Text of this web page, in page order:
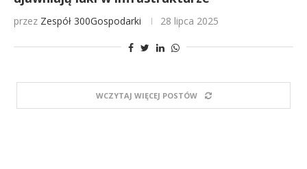
przez Zespół 300Gospodarki 28 lipca 2025
WCZYTAJ WIĘCEJ POSTÓW